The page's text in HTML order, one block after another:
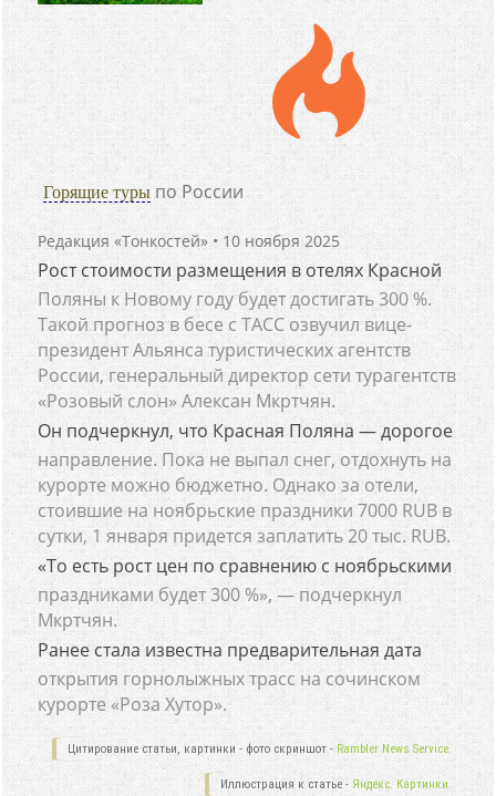
Горящие туры по России
Редакция «Тонкостей» • 10 ноября 2025
Рост стоимости размещения в отелях Красной
Поляны к Новому году будет достигать 300 %.
Такой прогноз в бесе с ТАСС озвучил вице-
президент Альянса туристических агентств
России, генеральный директор сети турагентств
«Розовый слон» Алексан Мкртчян.
Он подчеркнул, что Красная Поляна — дорогое
направление. Пока не выпал снег, отдохнуть на
курорте можно бюджетно. Однако за отели,
стоившие на ноябрьские праздники 7000 RUB в
сутки, 1 января придется заплатить 20 тыс. RUB.
«То есть рост цен по сравнению с ноябрьскими
праздниками будет 300 %», — подчеркнул
Мкртчян.
Ранее стала известна предварительная дата
открытия горнолыжных трасс на сочинском
курорте «Роза Хутор».
Цитирование статьи, картинки - фото скриншот - Rambler News Service.
Иллюстрация к статье - Яндекс. Картинки.